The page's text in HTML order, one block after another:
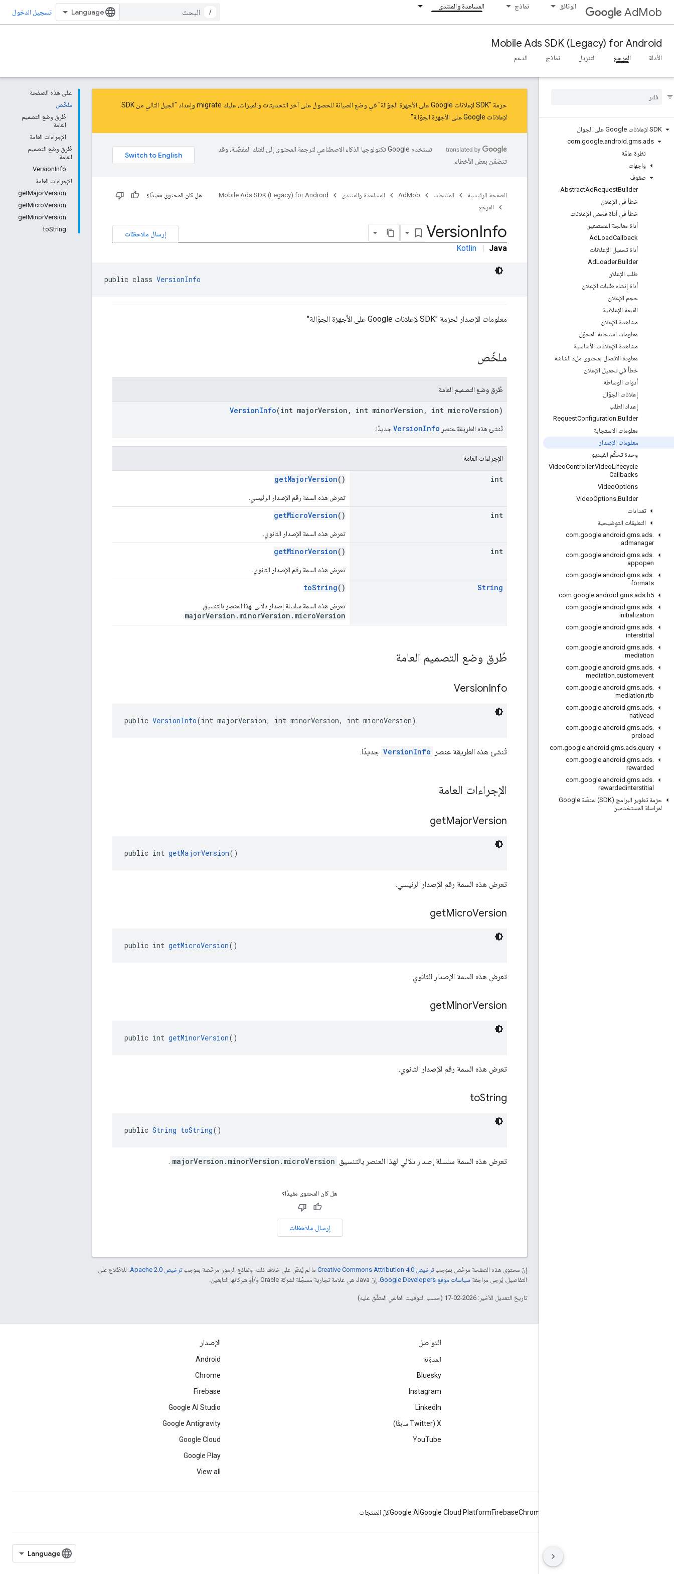
AdMob الوثائق نماذج المساعدة والمنتدى
/ تسجيل الدخول
Mobile Ads SDK (Legacy) for Android
الأدلة المرجع التنزيل نماذج الدعم
SDK لإعلانات Google على الجوال
com.google.android .gms.ads
نظرة عامّة
واجهات
صفوف
AbstractAdRequestBuilder
خطأ في الإعلان
خطأ في أداة فحص الإعلانات
أداة معالجة المستمعين
AdLoadCallback
أداة تحميل الإعلانات
AdLoader.Builder
طلب الإعلان
أداة إنشاء طلبات الإعلان
حجم الإعلان
القيمة الإعلانية
مشاهدة الإعلان
معلومات استجابة المحوّل
مشاهدة الإعلانات الأساسية
معاودة الاتصال بمحتوى ملء الشاشة
خطأ في تحميل الإعلان
أدوات الوساطة
إعلانات الجوّال
إعداد الطلب
RequestConfiguration.Builder
معلومات الاستجابة
معلومات الإصدار
وحدة تحكُّم الفيديو
VideoController.VideoLifecycle
Callbacks
VideoOptions
VideoOptions.Builder
تعدادات
التعليقات التوضيحية
com.google.android .gms.ads.
admanager
com.google.android .gms.ads.
appopen
com.google.android .gms.ads.
formats
com.google.android .gms.ads.h5
com.google.android .gms.ads.
initialization
com.google.android .gms.ads.
interstitial
com.google.android .gms.ads.
mediation
com.google.android .gms.ads.
mediation.customevent
com.google.android .gms.ads.
mediation.rtb
com.google.android .gms.ads.
nativead
com.google.android .gms.ads.
preload
com.google.android .gms.ads.query
com.google.android .gms.ads.
rewarded
com.google.android .gms.ads.
rewardedinterstitial
حزمة تطوير البرامج (SDK) لمنصّة Google
لمراسلة المستخدمين
على هذه الصفحة
ملخّص
طُرق وضع التصميم
العامة
الإجراءات العامة
طُرق وضع التصميم
العامة
VersionInfo
الإجراءات العامة
getMajorVersion
getMicroVersion
getMinorVersion
toString
حزمة "SDK لإعلانات Google على الأجهزة الجوّالة" في وضع الصيانة للحصول على آخر التحديثات والميزات، عليك migrate و
إعداد "الجيل التالي من SDK
لإعلانات Google على الأجهزة الجوّالة"
تستخدم Google تكنولوجيا الذكاء الاصطناعي لترجمة المحتوى إلى لغتك المفضّلة، وقد
تتضمّن بعض الأخطاء.
الصفحة الرئيسية المنتجات AdMob المساعدة والمنتدى
Mobile Ads SDK (Legacy) for Android
المرجع
هل كان المحتوى مفيدًا؟
إرسال ملاحظات VersionInfo
Kotlin | Java
public class VersionInfo
معلومات الإصدار لحزمة "SDK لإعلانات Google على الأجهزة الجوّالة"
ملخّص
طُرق وضع التصميم العامة
VersionInfo(int majorVersion, int minorVersion, int microVersion)
تُنشئ هذه الطريقة عنصر VersionInfoجديدًا.
الإجراءات العامة
int
getMajorVersion()
تعرض هذه السمة رقم الإصدار الرئيسي.
int
getMicroVersion()
تعرض هذه السمة الإصدار الثانوي.
int
getMinorVersion()
تعرض هذه السمة رقم الإصدار الثانوي.
String
toString()
تعرض هذه السمة سلسلة إصدار دلالي لهذا العنصر بالتنسيق
majorVersion.minorVersion.microVersion
طُرق وضع التصميم العامة
VersionInfo
public VersionInfo(int majorVersion, int minorVersion, int microVersion)
تُنشئ هذه الطريقة عنصر VersionInfo جديدًا.
الإجراءات العامة
getMajorVersion
public int getMajorVersion()
تعرض هذه السمة رقم الإصدار الرئيسي.
getMicroVersion
public int getMicroVersion()
تعرض هذه السمة الإصدار الثانوي.
getMinorVersion
public int getMinorVersion()
تعرض هذه السمة رقم الإصدار الثانوي.
toString
public String toString()
تعرض هذه السمة سلسلة إصدار دلالي لهذا العنصر بالتنسيق majorVersion.minorVersion.microVersion
.
هل كان المحتوى مفيدًا؟
إرسال ملاحظات
إنّ محتوى هذه الصفحة مرخّص بموجبترخيص Creative Commons Attribution 4.0‏ ما لم يُنصّ على خلاف ذلك، ونماذج الرموز مرخّصة بموجبترخيص Apache 2.0‏
. للاطّلاع على
التفاصيل، يُرجى مراجعة سياسات موقع Google Developers‏ . إنّ Java هي علامة تجارية مسجَّلة لشركة Oracle و/أو شركائها التابعين.
تاريخ التعديل الأخير: 2026-02-17 (حسب التوقيت العالمي المتفَّق عليه)
التواصل
المدوّنة
Bluesky
Instagram
LinkedIn
‫X ‏(Twitter سابقًا)
YouTube
الإصدار
Android
Chrome
Firebase
Google AI Studio
Google Antigravity
Google Cloud
Google Play
View all
Chrome
Firebase
Google Cloud Platform
Google AIكلّ المنتجات